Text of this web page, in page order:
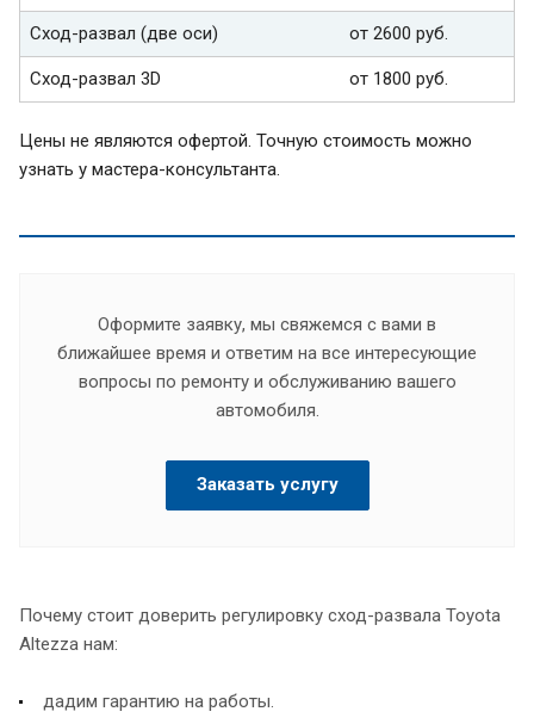
Сход-развал (две оси) от 2600 руб.
Сход-развал 3D от 1800 руб.
Цены не являются офертой. Точную стоимость можно
узнать у мастера-консультанта.
Оформите заявку, мы свяжемся с вами в
ближайшее время и ответим на все интересующие
вопросы по ремонту и обслуживанию вашего
автомобиля.
Заказать услугу
Почему стоит доверить регулировку сход-развала Toyota
Altezza нам:
дадим гарантию на работы.